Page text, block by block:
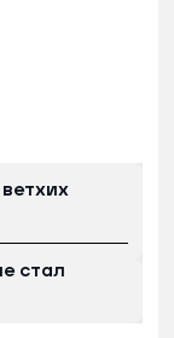
стал